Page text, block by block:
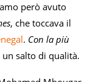
però avuto
, che toccava il
. Con la più
salto di qualità.